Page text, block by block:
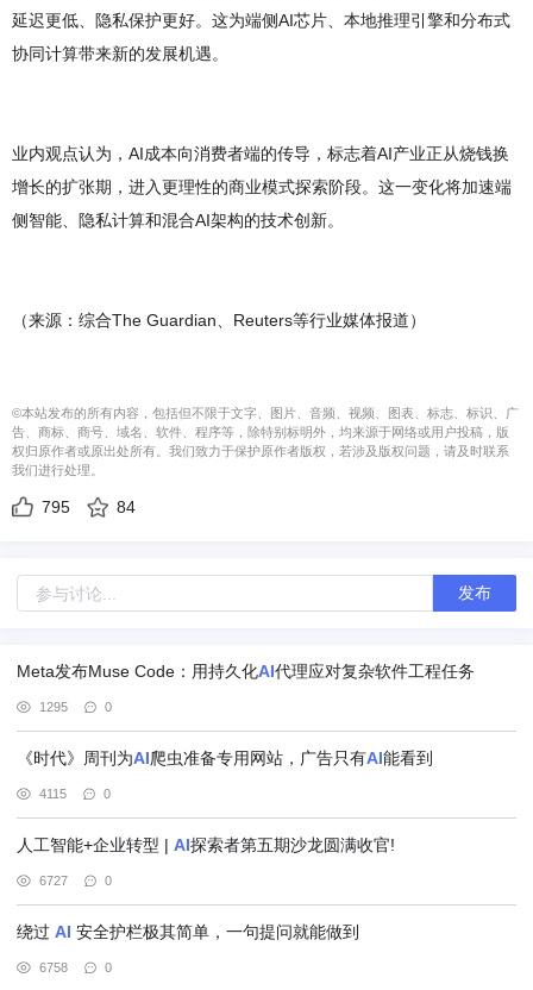
延迟更低、隐私保护更好。这为端侧AI芯片、本地推理引擎和分布式
协同计算带来新的发展机遇。
业内观点认为，AI成本向消费者端的传导，标志着AI产业正从烧钱换
增长的扩张期，进入更理性的商业模式探索阶段。这一变化将加速端
侧智能、隐私计算和混合AI架构的技术创新。
（来源：综合The Guardian、Reuters等行业媒体报道）
©本站发布的所有内容，包括但不限于文字、图片、音频、视频、图表、标志、标识、广
告、商标、商号、域名、软件、程序等，除特别标明外，均来源于网络或用户投稿，版
权归原作者或原出处所有。我们致力于保护原作者版权，若涉及版权问题，请及时联系
我们进行处理。
795 84
发布
Meta发布Muse Code：用持久化AI代理应对复杂软件工程任务
1295 0
《时代》周刊为AI爬虫准备专用网站，广告只有AI能看到
4115 0
人工智能+企业转型 | AI探索者第五期沙龙圆满收官!
6727 0
绕过 AI 安全护栏极其简单，一句提问就能做到
6758 0